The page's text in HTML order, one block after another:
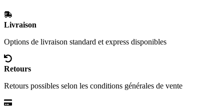
Livraison
Options de livraison standard et express disponibles
Retours
Retours possibles selon les conditions générales de vente